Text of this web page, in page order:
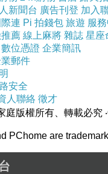
新聞台 廣告刊登 加入
際連 Pi 拍錢包 旅遊 服
薦 線上麻將 雜誌 星座
數位憑證 企業簡訊
郵件
安全
人聯絡 徵才
庭版權所有、轉載必究
PChome are